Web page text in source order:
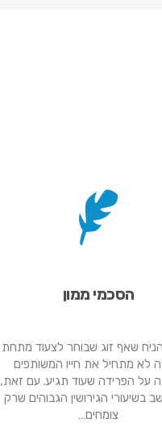
הסכמי ממון
שאף זוג שבוחר לצעוד מתחת
לא מתחיל את חייו המשותפים
על הפרידה שעוד תגיע. עם זאת,
בשיעורי הגירושין הגבוהים שרק
צומחים…